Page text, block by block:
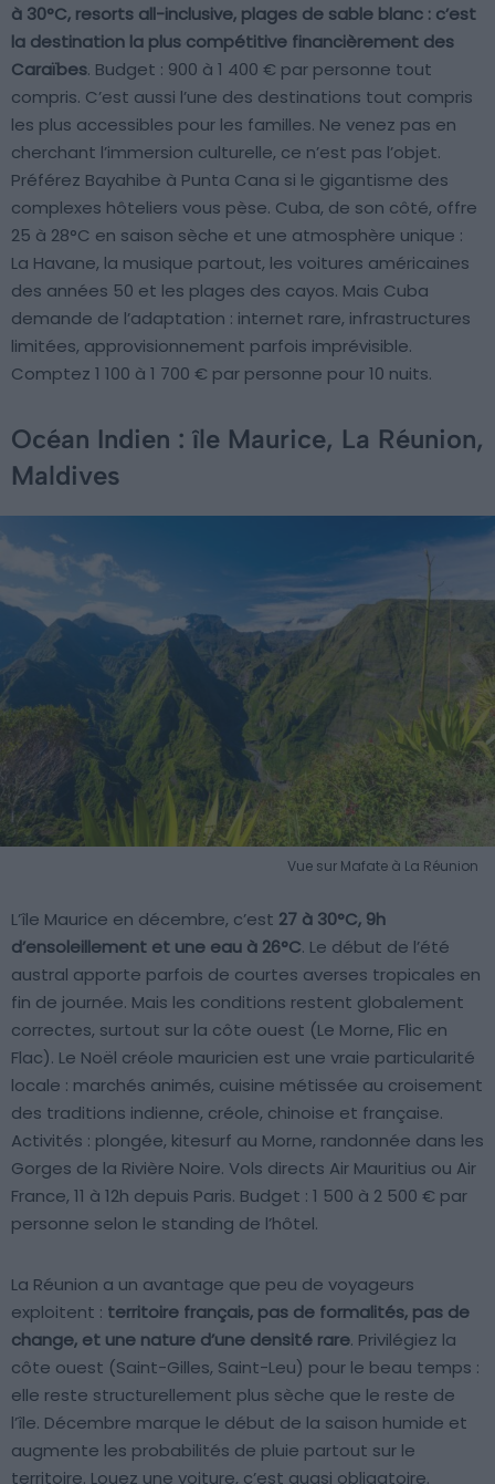
à 30°C, resorts all-inclusive, plages de sable blanc : c’est
la destination la plus compétitive financièrement des
Caraïbes. Budget : 900 à 1 400 € par personne tout
compris. C’est aussi l’une des destinations tout compris
les plus accessibles pour les familles. Ne venez pas en
cherchant l’immersion culturelle, ce n’est pas l’objet.
Préférez Bayahibe à Punta Cana si le gigantisme des
complexes hôteliers vous pèse. Cuba, de son côté, offre
25 à 28°C en saison sèche et une atmosphère unique :
La Havane, la musique partout, les voitures américaines
des années 50 et les plages des cayos. Mais Cuba
demande de l’adaptation : internet rare, infrastructures
limitées, approvisionnement parfois imprévisible.
Comptez 1 100 à 1 700 € par personne pour 10 nuits.
Océan Indien : île Maurice, La Réunion,
Maldives
Vue sur Mafate à La Réunion
L’île Maurice en décembre, c’est 27 à 30°C, 9h
d’ensoleillement et une eau à 26°C. Le début de l’été
austral apporte parfois de courtes averses tropicales en
fin de journée. Mais les conditions restent globalement
correctes, surtout sur la côte ouest (Le Morne, Flic en
Flac). Le Noël créole mauricien est une vraie particularité
locale : marchés animés, cuisine métissée au croisement
des traditions indienne, créole, chinoise et française.
Activités : plongée, kitesurf au Morne, randonnée dans les
Gorges de la Rivière Noire. Vols directs Air Mauritius ou Air
France, 11 à 12h depuis Paris. Budget : 1 500 à 2 500 € par
personne selon le standing de l’hôtel.
La Réunion a un avantage que peu de voyageurs
exploitent : territoire français, pas de formalités, pas de
change, et une nature d’une densité rare. Privilégiez la
côte ouest (Saint-Gilles, Saint-Leu) pour le beau temps :
elle reste structurellement plus sèche que le reste de
l’île. Décembre marque le début de la saison humide et
augmente les probabilités de pluie partout sur le
territoire. Louez une voiture, c’est quasi obligatoire.